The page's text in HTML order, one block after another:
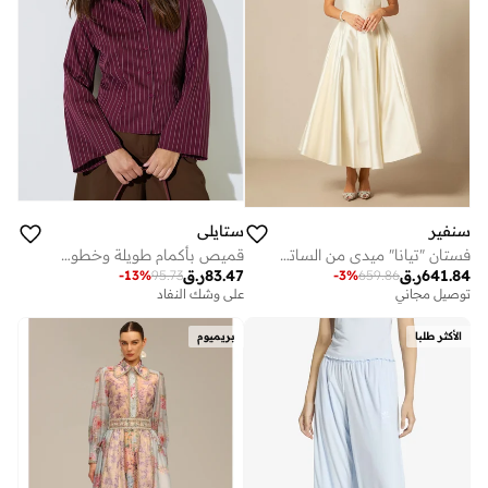
سنفير
فستان "تيانا" ميدي من الساتان بياقة على شكل V وأكمام كاب
ر.ق641.84
659.86
-3%
توصيل مجاني
ستايلي
قميص بأكمام طويلة وخطوط رفيعة
ر.ق83.47
95.73
-13%
على وشك النفاد
الأكثر طلبا بريميوم